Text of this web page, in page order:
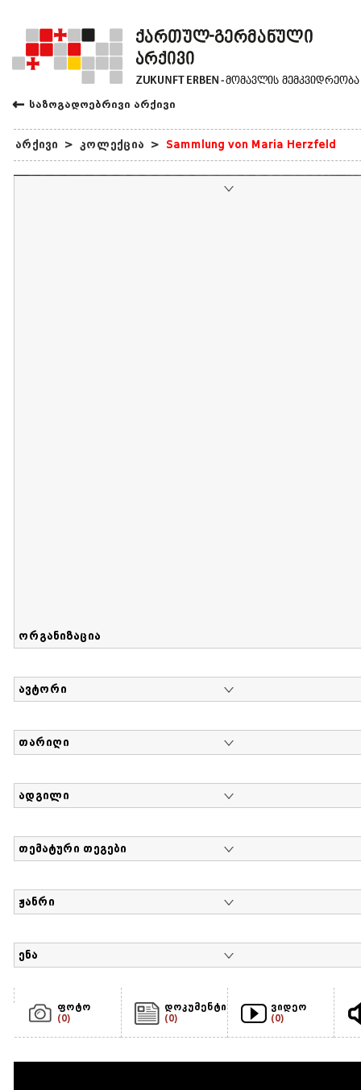
← საზოგადოებრივი არქივი
არქივი > კოლექცია > Sammlung von Maria Herzfeld
ორგანიზაცია
ავტორი
თარიღი
ადგილი
თემატური თეგები
ჟანრი
ენა
ფოტო
(0)
დოკუმენტი
(0)
ვიდეო
(0)